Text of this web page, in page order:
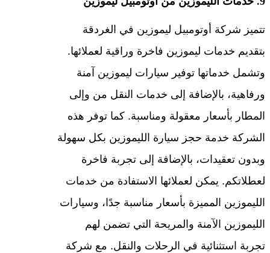
تتميز شركة أوتومبيل ليموزين في الغردقة
بتقديم خدمات ليموزين فاخرة وراقية لعملائها.
وتشمل خدماتها توفير سيارات ليموزين آمنة
ورفاهية، بالإضافة إلى خدمات النقل من وإلى
المطار بأسعار معقولة ومناسبة. كما توفر هذه
الشركة خدمة حجز سيارة الليموزين بكل سهولة
وبدون تعقيدات، بالإضافة إلى تجربة فاخرة
لعطلاتكم. يمكن لعملائها الاستفادة من خدمات
الليموزين المميزة بأسعار مناسبة جدًا، وسيارات
الليموزين الآمنة والمريحة التي تضمن لهم
تجربة استثنائية في الرحلات والنقل. مع شركة